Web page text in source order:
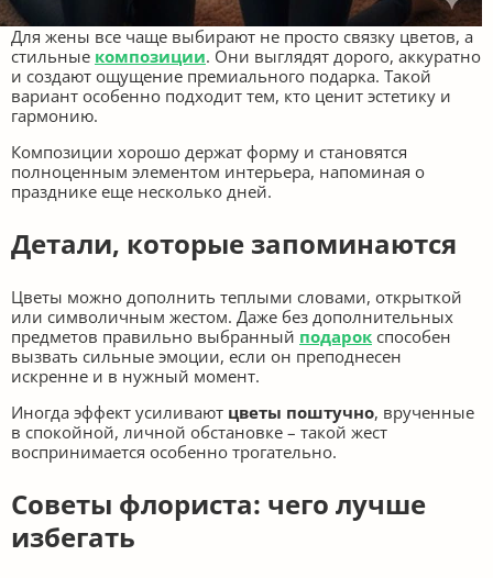
Для жены все чаще выбирают не просто связку цветов, а
стильные композиции. Они выглядят дорого, аккуратно
и создают ощущение премиального подарка. Такой
вариант особенно подходит тем, кто ценит эстетику и
гармонию.
Композиции хорошо держат форму и становятся
полноценным элементом интерьера, напоминая о
празднике еще несколько дней.
Детали, которые запоминаются
Цветы можно дополнить теплыми словами, открыткой
или символичным жестом. Даже без дополнительных
предметов правильно выбранный подарок способен
вызвать сильные эмоции, если он преподнесен
искренне и в нужный момент.
Иногда эффект усиливают цветы поштучно, врученные
в спокойной, личной обстановке – такой жест
воспринимается особенно трогательно.
Советы флориста: чего лучше
избегать